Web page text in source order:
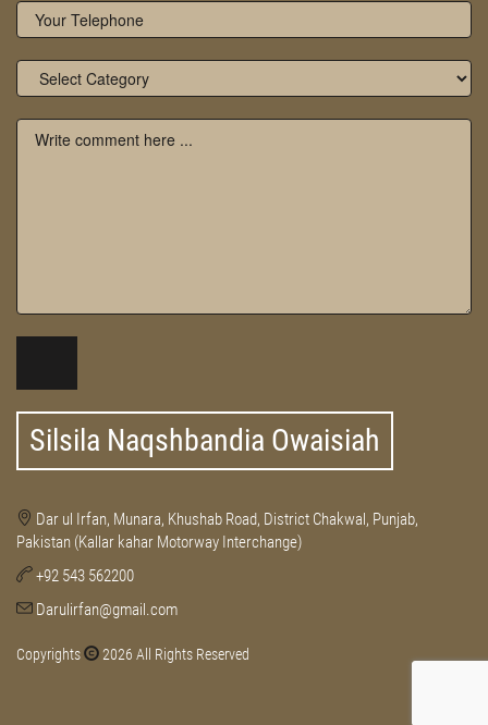
Silsila Naqshbandia Owaisiah
Dar ul Irfan, Munara, Khushab Road, District Chakwal, Punjab,
Pakistan (Kallar kahar Motorway Interchange)
+92 543 562200
Darulirfan@gmail.com
Copyrights 2026 All Rights Reserved